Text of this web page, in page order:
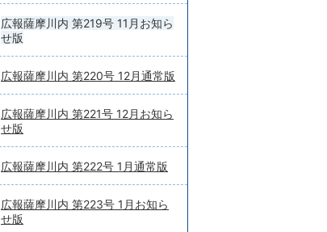
広報薩摩川内 第219号 11月お知ら
せ版
広報薩摩川内 第220号 12月通常版
広報薩摩川内 第221号 12月お知ら
せ版
広報薩摩川内 第222号 1月通常版
広報薩摩川内 第223号 1月お知ら
せ版